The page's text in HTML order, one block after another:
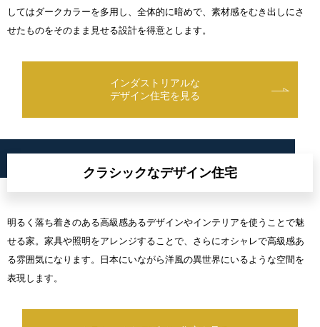
してはダークカラーを多用し、全体的に暗めで、素材感をむき出しにさ
せたものをそのまま見せる設計を得意とします。
インダストリアルな
デザイン住宅を見る
クラシックなデザイン住宅
明るく落ち着きのある高級感あるデザインやインテリアを使うことで魅
せる家。家具や照明をアレンジすることで、さらにオシャレで高級感あ
る雰囲気になります。日本にいながら洋風の異世界にいるような空間を
表現します。